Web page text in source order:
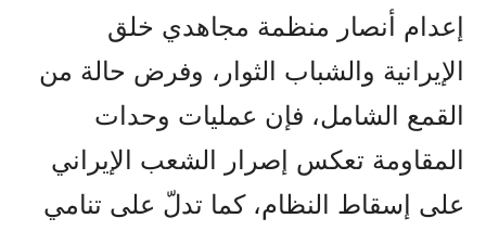
إعدام أنصار منظمة مجاهدي خلق
الإيرانية والشباب الثوار، وفرض حالة من
القمع الشامل، فإن عمليات وحدات
المقاومة تعكس إصرار الشعب الإيراني
على إسقاط النظام، كما تدلّ على تنامي